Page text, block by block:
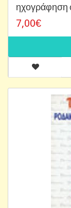
ηχογράφηση
7,00€